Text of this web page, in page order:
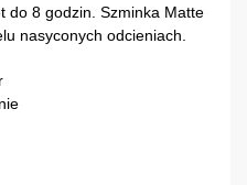
do 8 godzin. Szminka Matte
nasyconych odcieniach.